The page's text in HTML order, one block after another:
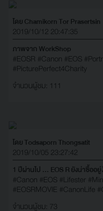
โดย Chamikorn Tor Prasertsin
2019/10/12 20:47:35
ภาพจาก WorkShop
#EOSR #Canon #EOS
#PicturePerfect4Charity
จำนวนผู้ชม: 111
โดย Todsaporn Thongsatit
2019/10/05 23:27:42
1 ปีผ่านไป ... EOS R ยังน่าซื้ออยู่
#Canon #EOS #Lifester
#EOSRMOVIE #CanonLife
จำนวนผู้ชม: 73